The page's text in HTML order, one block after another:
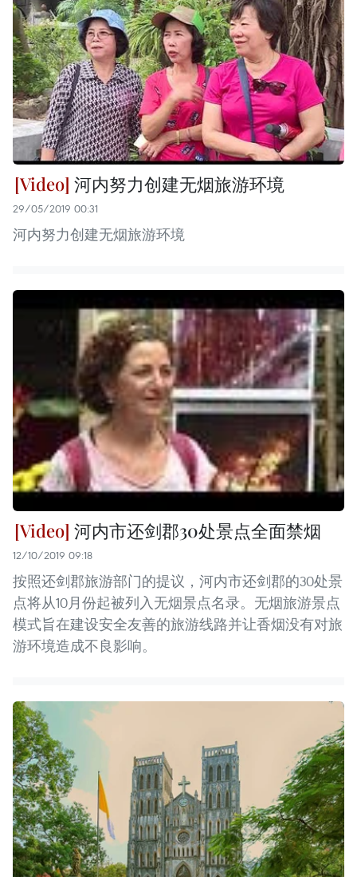
河内努力创建无烟旅游环境
29/05/2019 00:31
河内努力创建无烟旅游环境
河内市还剑郡30处景点全面禁烟
12/10/2019 09:18
按照还剑郡旅游部门的提议，河内市还剑郡的30处景
点将从10月份起被列入无烟景点名录。无烟旅游景点
模式旨在建设安全友善的旅游线路并让香烟没有对旅
游环境造成不良影响。